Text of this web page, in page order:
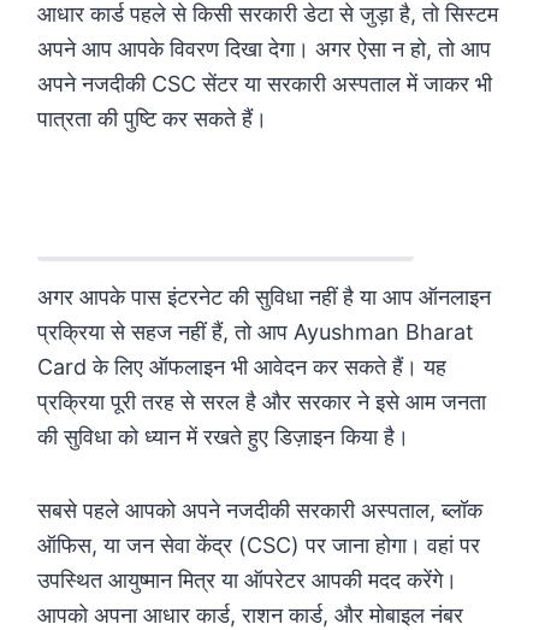
आधार कार्ड पहले से किसी सरकारी डेटा से जुड़ा है, तो सिस्टम
अपने आप आपके विवरण दिखा देगा। अगर ऐसा न हो, तो आप
अपने नजदीकी CSC सेंटर या सरकारी अस्पताल में जाकर भी
पात्रता की पुष्टि कर सकते हैं।
अगर आपके पास इंटरनेट की सुविधा नहीं है या आप ऑनलाइन
प्रक्रिया से सहज नहीं हैं, तो आप Ayushman Bharat
Card के लिए ऑफलाइन भी आवेदन कर सकते हैं। यह
प्रक्रिया पूरी तरह से सरल है और सरकार ने इसे आम जनता
की सुविधा को ध्यान में रखते हुए डिज़ाइन किया है।
सबसे पहले आपको अपने नजदीकी सरकारी अस्पताल, ब्लॉक
ऑफिस, या जन सेवा केंद्र (CSC) पर जाना होगा। वहां पर
उपस्थित आयुष्मान मित्र या ऑपरेटर आपकी मदद करेंगे।
आपको अपना आधार कार्ड, राशन कार्ड, और मोबाइल नंबर